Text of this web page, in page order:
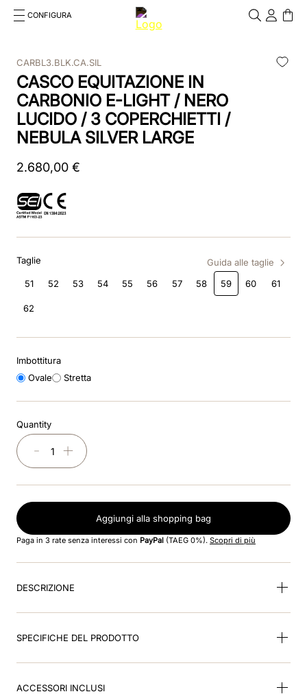
CONFIGURA
RICERCHE PIÙ FREQUENTI
1.kep cromo 2 0
2 .kep
3.helmet
4.inserti
6 .accessori
7.front
8.
10.kep cromo
CARBL3.BLK.CA.SIL
CASCO EQUITAZIONE IN
CARBONIO E-LIGHT / NERO
LUCIDO / 3 COPERCHIETTI /
NEBULA SILVER LARGE
2.680,00 €
Taglie
Guida alle taglie
51
52 53 54 55 56 57 58 59 60 61
62
Imbottitura
Ovale
Stretta
Quantity
＋
－
Aggiungi alla shopping bag
Paga in 3 rate senza interessi con PayPal (TAEG 0%). Scopri di più
DESCRIZIONE
SPECIFICHE DEL PRODOTTO
ACCESSORI INCLUSI